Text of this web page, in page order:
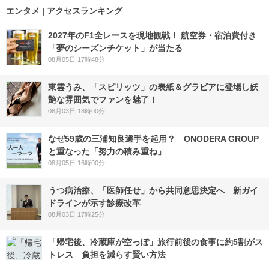
エンタメ | アクセスランキング
2027年のF1全レースを現地観戦！ 航空券・宿泊費付き
「夢のシーズンチケット」が当たる
08月05日 17時48分
東雲うみ、「スピリッツ」の表紙＆グラビアに登場し妖
艶な雰囲気でファンを魅了！
08月03日 18時00分
なぜ59歳の三浦知良選手を起用？ ONODERA GROUP
と重なった「努力の積み重ね」
08月05日 16時00分
うつ病治療、「医師任せ」から共同意思決定へ 新ガイ
ドラインが示す診療改革
08月03日 17時25分
「帰宅後、冷蔵庫が空っぽ」旅行前後の食事に約5割がス
トレス 負担を減らす賢い方法